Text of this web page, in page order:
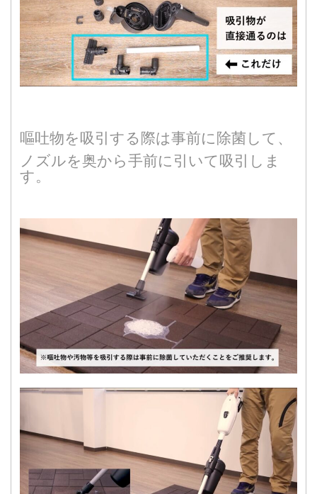
嘔吐物を吸引する際は事前に除菌して、
ノズルを奥から手前に引いて吸引しま
す。